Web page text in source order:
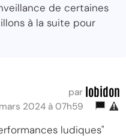
de certaines
à la suite pour
par lobidon
2024 à 07h59
ludiques"